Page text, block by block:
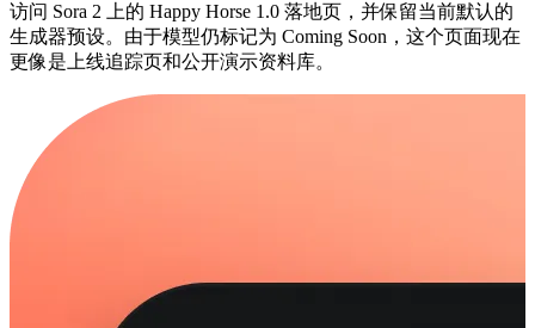
访问 Sora 2 上的 Happy Horse 1.0 落地页，并保留当前默认的
生成器预设。由于模型仍标记为 Coming Soon，这个页面现在
更像是上线追踪页和公开演示资料库。